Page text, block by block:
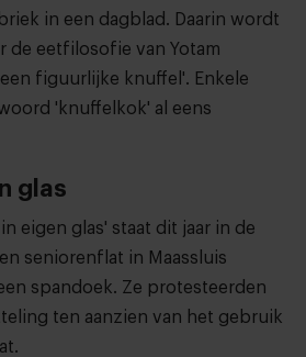
in een dagblad. Daarin wordt
de eetfilosofie van Yotam
figuurlijke knuffel'. Enkele
'knuffelkok' al eens
glas
eigen glas' staat dit jaar in de
seniorenflat in Maassluis
spandoek. Ze protesteerden
ten aanzien van het gebruik